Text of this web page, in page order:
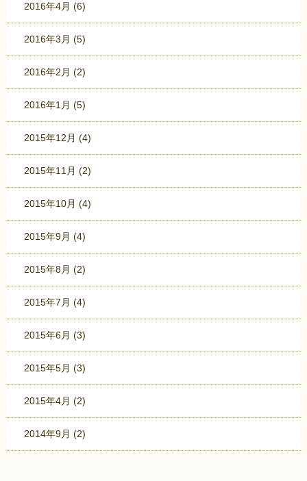
2016年4月 (6)
2016年3月 (5)
2016年2月 (2)
2016年1月 (5)
2015年12月 (4)
2015年11月 (2)
2015年10月 (4)
2015年9月 (4)
2015年8月 (2)
2015年7月 (4)
2015年6月 (3)
2015年5月 (3)
2015年4月 (2)
2014年9月 (2)